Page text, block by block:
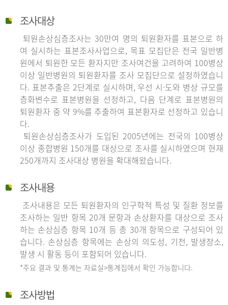
조사대상
퇴원손상심층조사는 30만여 명의 퇴원환자를 표본으로 하
여 실시하는 표본조사사업으로, 목표 모집단은 전국 일반병
원에서 퇴원한 모든 환자지만 조사여건을 고려하여 100병상
이상 일반병원의 퇴원환자를 조사 모집단으로 설정하였습니
다. 표본추출은 2단계로 실시하며, 우선 시·도와 병상 규모를
층화변수로 표본병원을 선정하고, 다음 단계로 표본병원의
퇴원환자 중 약 9%를 추출하여 표본환자로 선정하고 있습니
다.
퇴원손상심층조사가 도입된 2005년에는 전국의 100병상
이상 종합병원 150개를 대상으로 조사를 실시하였으며 현재
250개까지 조사대상 병원을 확대해왔습니다.
조사내용
조사내용은 모든 퇴원환자의 인구학적 특성 및 질환 정보를
조사하는 일반 항목 20개 문항과 손상환자를 대상으로 조사
하는 손상심층 항목 10개 등 총 30개 항목으로 구성되어 있
습니다. 손상심층 항목에는 손상의 의도성, 기전, 발생장소,
발생 시 활동 등이 포함되어 있습니다.
*주요 결과 및 통계는 자료실>통계집에서 확인 가능합니다.
조사방법